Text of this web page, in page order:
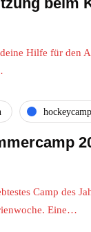
Hilfe für den
Camp des
Eine…